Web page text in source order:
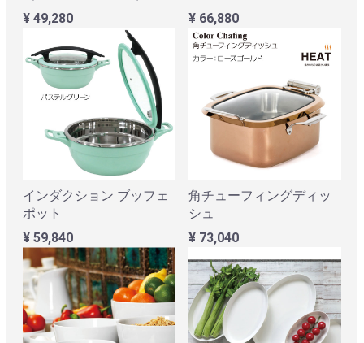
¥ 49,280
¥ 66,880
インダクション ブッフェ
ポット
¥ 59,840
角チューフィングディッ
シュ
¥ 73,040